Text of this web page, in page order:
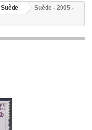
Suède
Suède - 2005 -